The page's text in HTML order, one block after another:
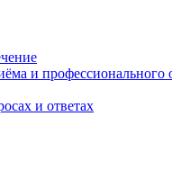
и
и ответах